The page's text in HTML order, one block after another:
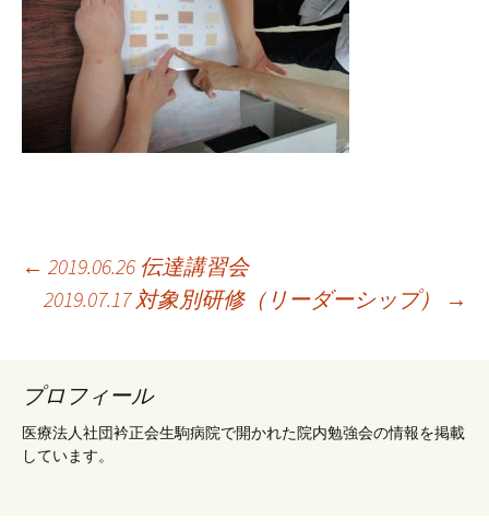
投
ナ
← 2019.06.26 伝達講習会
2019.07.17 対象別研修（リーダーシップ）
→
プロフィール
医療法人社団衿正会生駒病院で開かれた院内勉強会の情報を掲載
しています。